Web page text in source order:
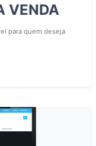
VENDA
para quem deseja